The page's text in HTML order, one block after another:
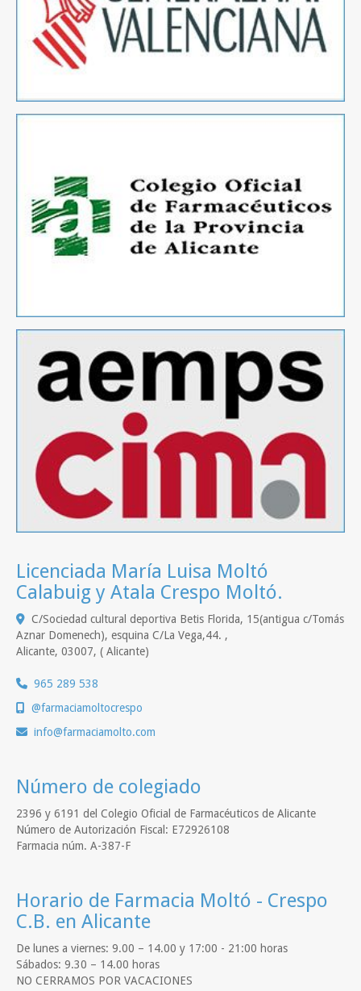
Licenciada María Luisa Moltó
Calabuig y Atala Crespo Moltó.
C/Sociedad cultural deportiva Betis Florida, 15(antigua c/Tomás
Aznar Domenech), esquina C/La Vega,44. ,
Alicante, 03007, ( Alicante)
965 289 538
@farmaciamoltocrespo
info
farmaciamolto.com
Número de colegiado
2396 y 6191 del Colegio Oficial de Farmacéuticos de Alicante
Número de Autorización Fiscal: E72926108
Farmacia núm. A-387-F
Horario de Farmacia Moltó - Crespo
C.B. en Alicante
De lunes a viernes: 9.00 – 14.00 y 17:00 - 21:00 horas
Sábados: 9.30 – 14.00 horas
NO CERRAMOS POR VACACIONES